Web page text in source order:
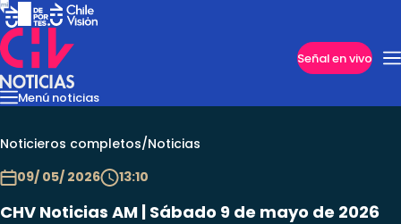
Señal en vivo
Menú noticias
InternacionalReportajesCazanoticiasEconomíaCasos
Noticieros completos/Noticias
09/ 05/ 2026
13:10
CHV Noticias AM | Sábado 9 de mayo de 2026
Imperdibles